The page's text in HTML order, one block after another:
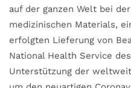
auf der ganzen Welt bei
medizinischen Materials,
erfolgten Lieferung von
National Health Service
Unterstützung der